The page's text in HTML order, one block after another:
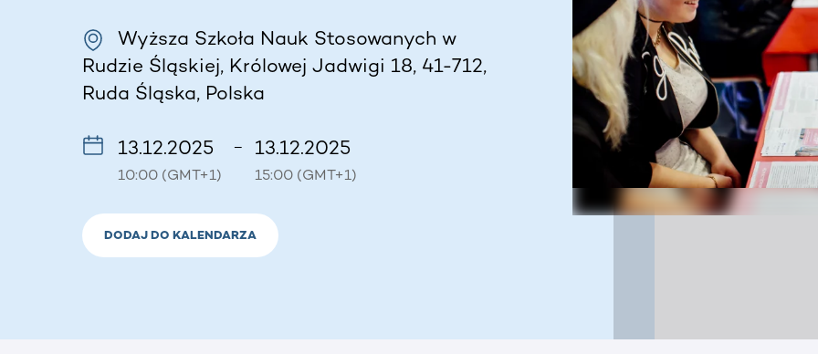
Wyższa Szkoła Nauk Stosowanych w
Rudzie Śląskiej, Królowej Jadwigi 18, 41-712,
Ruda Śląska, Polska
13.12.2025
10:00 (GMT+1)
– 13.12.2025
15:00 (GMT+1)
DODAJ DO KALENDARZA